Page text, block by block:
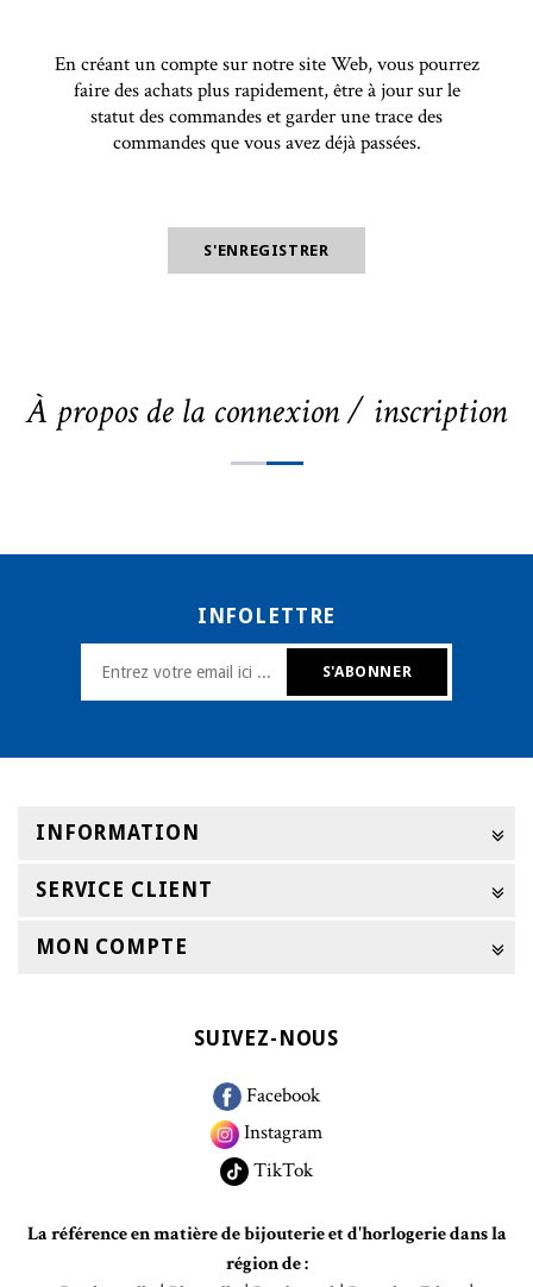
En créant un compte sur notre site Web, vous pourrez
faire des achats plus rapidement, être à jour sur le
statut des commandes et garder une trace des
commandes que vous avez déjà passées.
À propos de la connexion / inscription
INFOLETTRE
INFORMATION
SERVICE CLIENT
MON COMPTE
SUIVEZ-NOUS
Facebook
Instagram
TikTok
La référence en matière de bijouterie et d'horlogerie dans la
région de :